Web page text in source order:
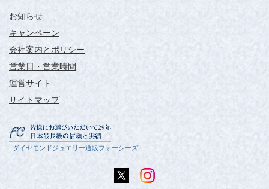
お知らせ
キャンペーン
会社案内とポリシー
営業日・営業時間
運営サイト
サイトマップ
ダイヤモンドジュエリー通販フォーシーズ